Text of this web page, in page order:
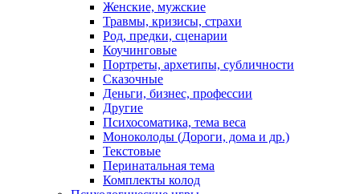
Женские, мужские
Травмы, кризисы, страхи
Род, предки, сценарии
Коучинговые
Портреты, архетипы, субличности
Сказочные
Деньги, бизнес, профессии
Другие
Психосоматика, тема веса
Моноколоды (Дороги, дома и др.)
Текстовые
Перинатальная тема
Комплекты колод